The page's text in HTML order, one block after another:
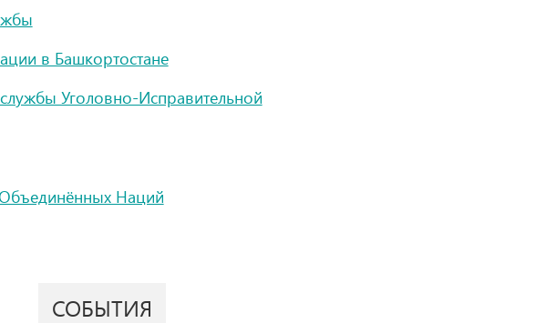
в Башкортостане
Уголовно-Исправительной
Наций
СОБЫТИЯ